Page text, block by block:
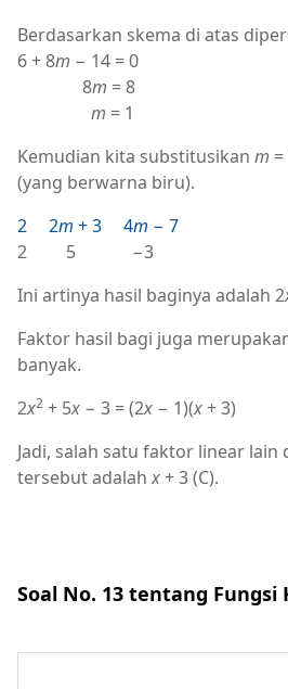
Berdasarkan skema di atas
6 + 8m − 14 = 0
8m = 8
m = 1
Kemudian kita substitusikan m
(yang berwarna biru).
2 2m + 3 4m − 7
2 5 −3
Ini artinya hasil baginya adalah 2
Faktor hasil bagi juga
banyak.
2x2 + 5x − 3 = (2x − 1)(x+ 3)
Jadi, salah satu faktor linear lain
tersebut adalahx+ 3 (C).
Soal No. 13 tentang Fungsi